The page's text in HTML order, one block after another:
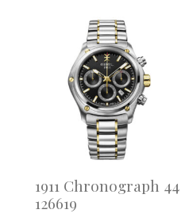
1911 Chronograph 44
126619